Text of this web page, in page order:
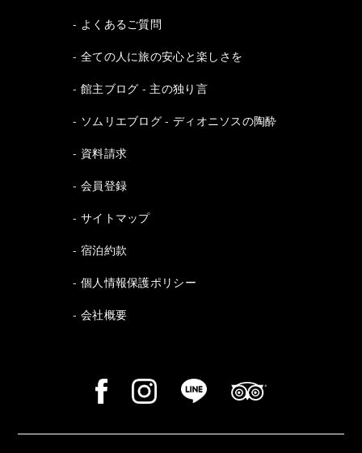
よくあるご質問
全ての人に旅の安心と楽しさを
館主ブログ - 主の独り言
ソムリエブログ - ディオニソスの陶酔
資料請求
会員登録
サイトマップ
宿泊約款
個人情報保護ポリシー
会社概要